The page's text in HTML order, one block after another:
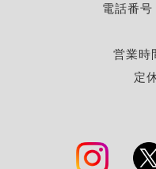
電話番
営業時
定